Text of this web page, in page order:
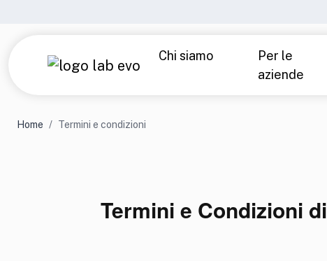
Chi siamo
Azienda
Parlano di noi
Per le
aziende
Home Termini e condizioni
Termini e Condizioni di